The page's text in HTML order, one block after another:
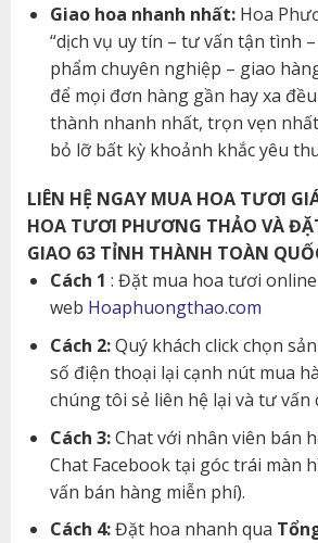
Giao hoa nhanh nhất:Hoa
“dịch vụ uy tín – tư vấn tận tình
phẩm chuyên nghiệp – giao
để mọi đơn hàng gần hay xa
thành nhanh nhất, trọn vẹn
bỏ lỡ bất kỳ khoảnh khắc yêu
LIÊN HỆ NGAY MUA HOA TƯƠI
HOA TƯƠI PHƯƠNG THẢO VÀ
GIAO 63 TỈNH THÀNH TOÀN
Cách 1 : Đặt mua hoa tươi
web Hoaphuongthao.com
Cách 2:Quý khách click chọn
số điện thoại lại cạnh nút mua
chúng tôi sẻ liên hệ lại và tư vấn
Cách 3:Chat với nhân viên bán
Chat Facebook tại góc trái màn
vấn bán hàng miễn phí).
Cách 4:Đặt hoa nhanh qua